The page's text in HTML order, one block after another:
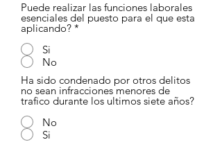
Puede realizar las funciones laborales
esenciales del puesto para el que esta
aplicando? *
Si
No
Ha sido condenado por otros delitos
no sean infracciones menores de
trafico durante los ultimos siete años?
No
Si